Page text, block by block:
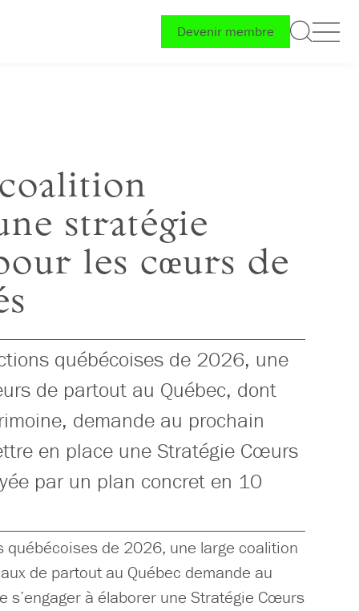
Devenir membre
stratégie
les cœurs de
québécoises de 2026, une
de partout au Québec, dont
demande au prochain
en place une Stratégie Cœurs
par un plan concret en 10
québécoises de 2026, une large coalition
de partout au Québec demande au
s’engager à élaborer une Stratégie Cœurs